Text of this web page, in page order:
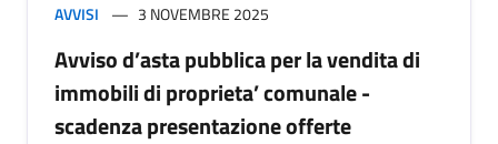
AVVISI 3 NOVEMBRE 2025
Avviso d’asta pubblica per la vendita di
immobili di proprieta’ comunale -
scadenza presentazione offerte